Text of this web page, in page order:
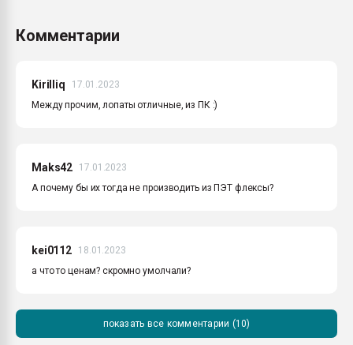
Комментарии
Kirilliq
17.01.2023
Между прочим, лопаты отличные, из ПК :)
Maks42
17.01.2023
А почему бы их тогда не производить из ПЭТ флексы?
kei0112
18.01.2023
а что то ценам? скромно умолчали?
показать все комментарии (10)